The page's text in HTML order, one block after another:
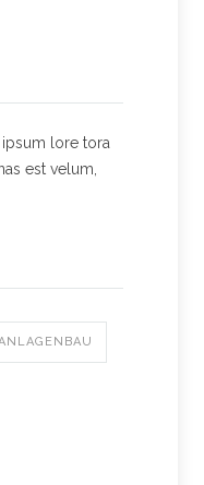
ipsum lore tora
est velum,